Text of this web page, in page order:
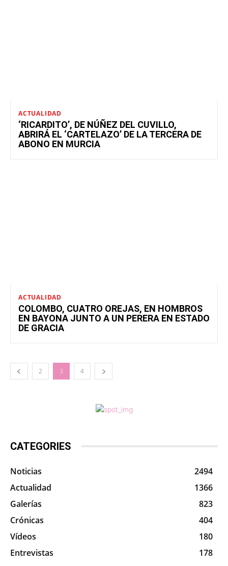
ACTUALIDAD
‘RICARDITO’, DE NÚÑEZ DEL CUVILLO,
ABRIRÁ EL ‘CARTELAZO’ DE LA TERCERA DE
ABONO EN MURCIA
ACTUALIDAD
COLOMBO, CUATRO OREJAS, EN HOMBROS
EN BAYONA JUNTO A UN PERERA EN ESTADO
DE GRACIA
2 3 4
CATEGORIES
Noticias
2494
Actualidad
1366
Galerías
823
Crónicas
404
Vídeos
180
Entrevistas
178